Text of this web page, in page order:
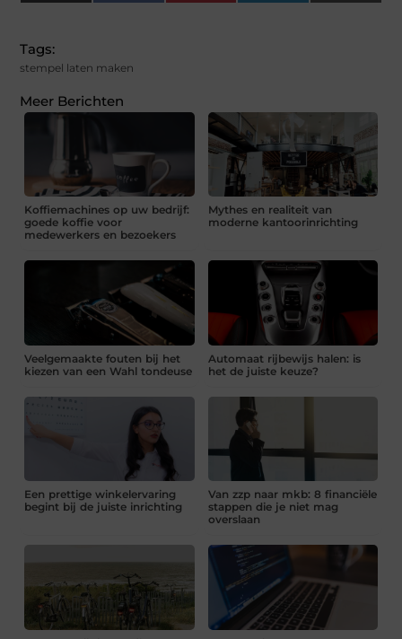
Tags:
stempel laten maken
Meer Berichten
Koffiemachines op uw bedrijf:
goede koffie voor
medewerkers en bezoekers
Mythes en realiteit van
moderne kantoorinrichting
Veelgemaakte fouten bij het
kiezen van een Wahl tondeuse
Automaat rijbewijs halen: is
het de juiste keuze?
Een prettige winkelervaring
begint bij de juiste inrichting
Van zzp naar mkb: 8 financiële
stappen die je niet mag
overslaan